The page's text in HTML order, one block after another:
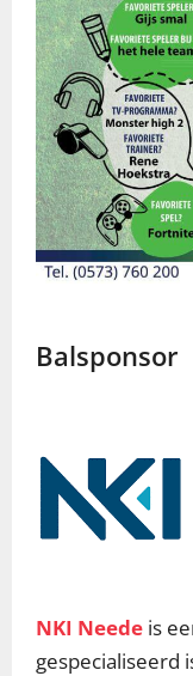
Balsponsor
NKI Needeis
gespecialiseerd